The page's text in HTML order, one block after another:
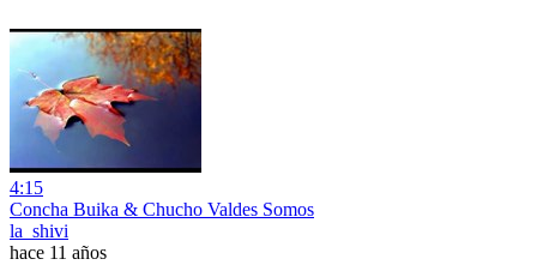
4:15
Concha Buika & Chucho Valdes Somos
la_shivi
hace 11 años